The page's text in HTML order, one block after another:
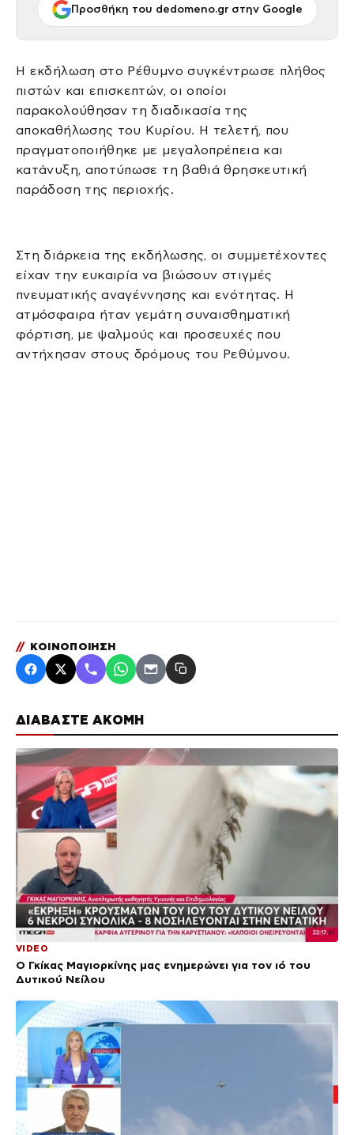
ΔΙΑΒΑΣΤΕ ΑΚΟΜΗ
VIDEO
Ο Γκίκας Μαγιορκίνης μας ενημερώνει για τον ιό του
Δυτικού Νείλου
Προσθήκη του dedomeno.gr στην Google
Η εκδήλωση στο Ρέθυμνο συγκέντρωσε πλήθος
πιστών και επισκεπτών, οι οποίοι
παρακολούθησαν τη διαδικασία της
αποκαθήλωσης του Κυρίου. Η τελετή, που
πραγματοποιήθηκε με μεγαλοπρέπεια και
κατάνυξη, αποτύπωσε τη βαθιά θρησκευτική
παράδοση της περιοχής.
Στη διάρκεια της εκδήλωσης, οι συμμετέχοντες
είχαν την ευκαιρία να βιώσουν στιγμές
πνευματικής αναγέννησης και ενότητας. Η
ατμόσφαιρα ήταν γεμάτη συναισθηματική
φόρτιση, με ψαλμούς και προσευχές που
αντήχησαν στους δρόμους του Ρεθύμνου.
// ΚΟΙΝΟΠΟΙΗΣΗ